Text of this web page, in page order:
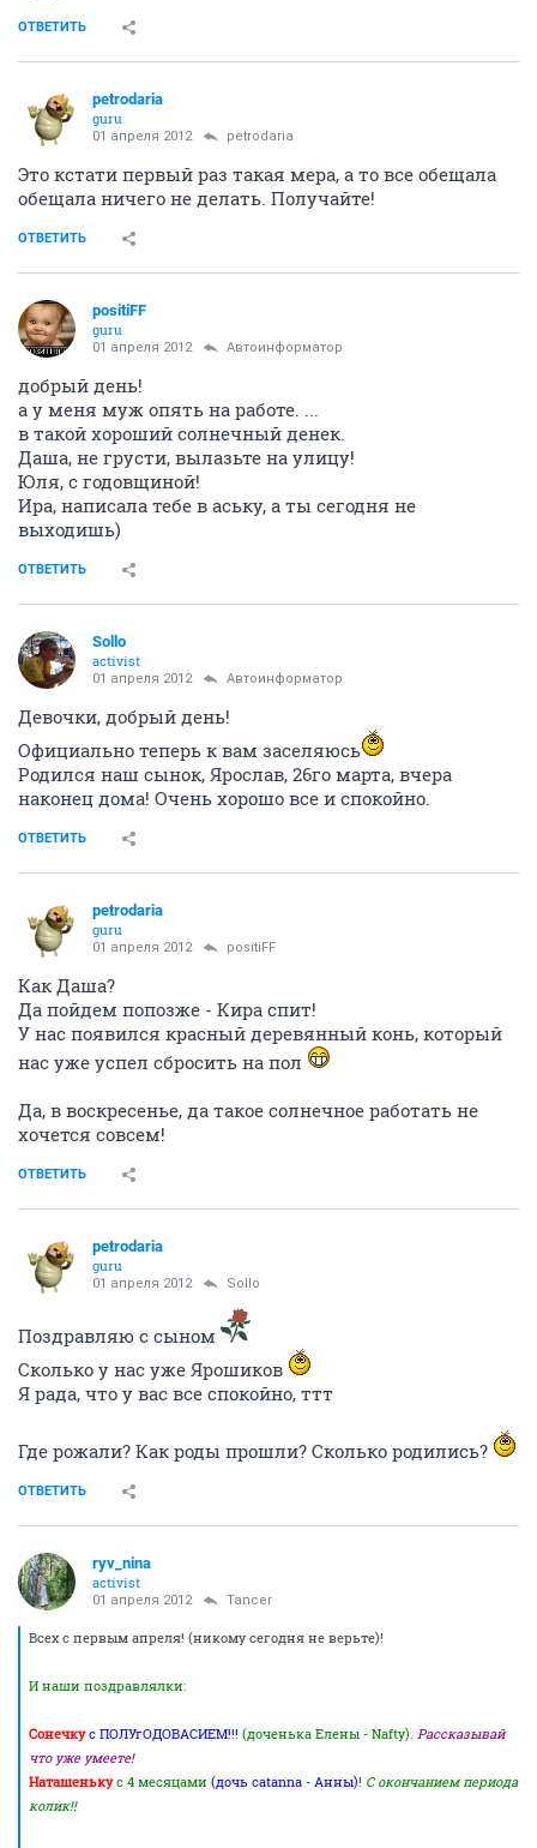
ОТВЕТИТЬ
petrodaria
guru
01 апреля 2012 petrodaria
Это кстати первый раз такая мера, а то все обещала
обещала ничего не делать. Получайте!
ОТВЕТИТЬ
positiFF
guru
01 апреля 2012 Автоинформатор
добрый день!
а у меня муж опять на работе. ...
в такой хороший солнечный денек.
Даша, не грусти, вылазьте на улицу!
Юля, с годовщиной!
Ира, написала тебе в аську, а ты сегодня не
выходишь)
ОТВЕТИТЬ
Sollo
activist
01 апреля 2012 Автоинформатор
Девочки, добрый день!
Официально теперь к вам заселяюсь
Родился наш сынок, Ярослав, 26го марта, вчера
наконец дома! Очень хорошо все и спокойно.
ОТВЕТИТЬ
petrodaria
guru
01 апреля 2012 positiFF
Как Даша?
Да пойдем попозже - Кира спит!
У нас появился красный деревянный конь, который
нас уже успел сбросить на пол
Да, в воскресенье, да такое солнечное работать не
хочется совсем!
ОТВЕТИТЬ
petrodaria
guru
01 апреля 2012 Sollo
Поздравляю с сыном
Сколько у нас уже Ярошиков
Я рада, что у вас все спокойно, ттт
Где рожали? Как роды прошли? Сколько родились?
ОТВЕТИТЬ
ryv_nina
activist
01 апреля 2012 Tancer
Всех с первым апреля! (никому сегодня не верьте)!
И наши поздравлялки:
Сонечкус ПОЛУгОДОВАСИЕМ!!! (доченька Елены - Nafty). Рассказывай
что уже умеете!
Наташеньку с 4 месяцами (дочь catanna - Анны)! С окончанием периода
колик!!